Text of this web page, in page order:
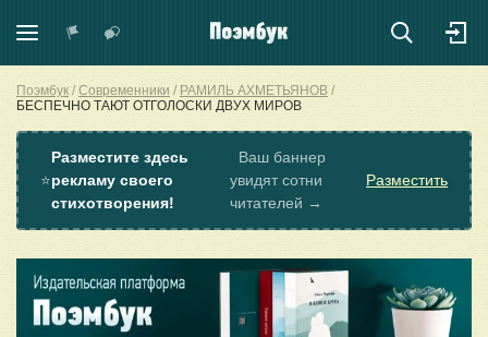
Поэмбук Современники
РАМИЛЬ АХМЕТЬЯНОВ
БЕСПЕЧНО ТАЮТ ОТГОЛОСКИ ДВУХ МИРОВ
⭐
Разместите здесь
рекламу своего
стихотворения!
Ваш баннер
увидят сотни
читателей →
Разместить